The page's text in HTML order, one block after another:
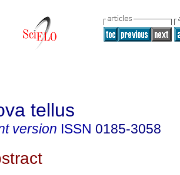
tellus
version ISSN 0185-3058